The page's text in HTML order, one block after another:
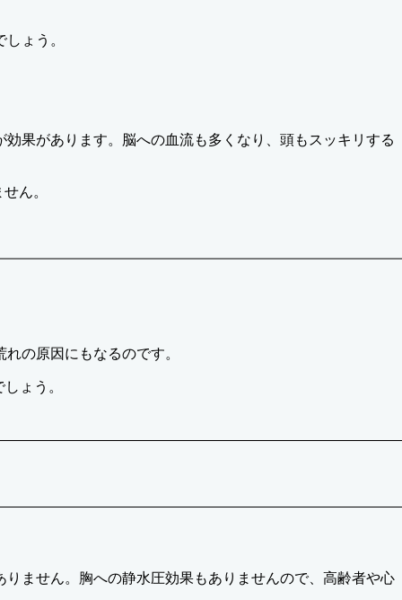
ょう。
果があります。脳への血流も多くなり、頭もスッキリする
ん。
の原因にもなるのです。
ょう。
ません。胸への静水圧効果もありませんので、高齢者や心